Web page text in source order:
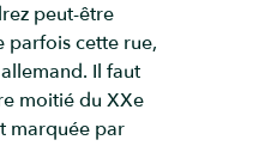
peut-être
cette rue,
Il faut
moitié du XXe
marquée par